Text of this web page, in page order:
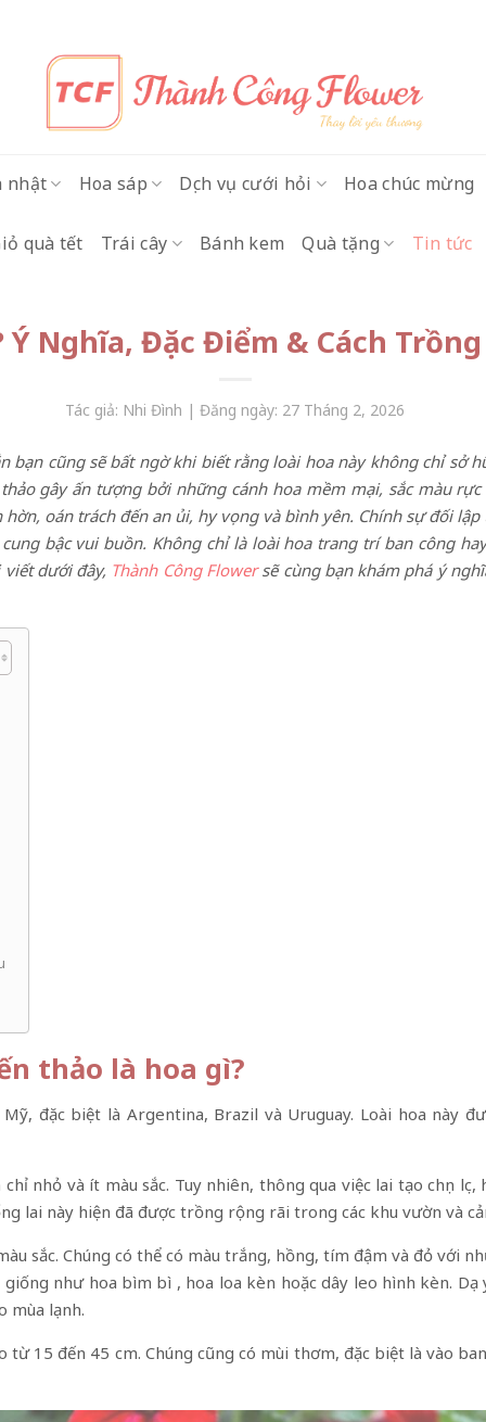
nhật Hoa sáp Dịch vụ cưới hỏi Hoa chúc mừng
quà tết Trái cây Bánh kem Quà tặng Tin tức
Ý Nghĩa, Đặc Điểm & Cách
Tác giả: Nhi Đình | Đăng ngày: 27 Tháng 2, 2026
bạn cũng sẽ bất ngờ khi biết rằng loài hoa này không chỉ sở
gây ấn tượng bởi những cánh hoa mềm mại, sắc màu
oán trách đến an ủi, hy vọng và bình yên. Chính sự đối
bậc vui buồn. Không chỉ là loài hoa trang trí ban công
viết dưới đây, Thành Công Flowersẽ cùng bạn khám phá ý
thảo là hoa gì?
đặc biệt là Argentina, Brazil và Uruguay. Loài hoa này
nhỏ và ít màu sắc. Tuy nhiên, thông qua việc lai tạo chọn
lai này hiện đã được trồng rộng rãi trong các khu vườn và
sắc. Chúng có thể có màu trắng, hồng, tím đậm và đỏ với
như hoa bìm bì , hoa loa kèn hoặc dây leo hình kèn.
mùa lạnh.
từ 15 đến 45 cm. Chúng cũng có mùi thơm, đặc biệt là vào